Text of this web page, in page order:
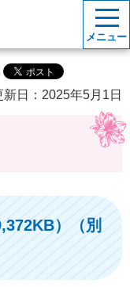
メニュー
新日：2025年5月1日
）（別